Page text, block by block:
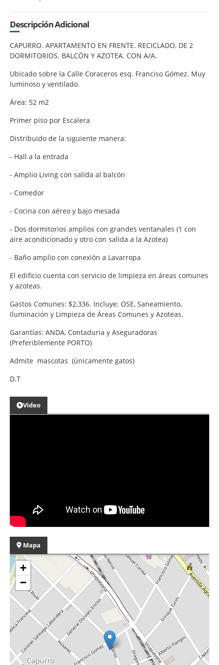
Descripción Adicional
CAPURRO. APARTAMENTO EN FRENTE. RECICLADO, DE 2
DORMITORIOS. BALCÓN Y AZOTEA. CON A/A.
Ubicado sobre la Calle Coraceros esq. Franciso Gómez. Muy
luminoso y ventilado.
Área: 52 m2
Primer piso por Escalera
Distribuido de la siguiente manera:
- Hall a la entrada
- Amplio Living con salida al balcón
- Comedor
- Cocina con aéreo y bajo mesada
- Dos dormitorios amplios con grandes ventanales (1 con
aire acondicionado y otro con salida a la Azotea)
- Baño amplio con conexión a Lavarropa
El edificio cuenta con servicio de limpieza en áreas comunes
y azoteas.
Gastos Comunes: $2,336. Incluye: OSE, Saneamiento,
Iluminación y Limpieza de Áreas Comunes y Azoteas.
Garantías: ANDA, Contaduria y Aseguradoras
(Preferiblemente PORTO)
Admite mascotas (únicamente gatos)
D.T
Video
Mapa
+
−